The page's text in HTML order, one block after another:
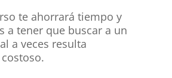
te ahorrará tiempo y
a tener que buscar a un
a veces resulta